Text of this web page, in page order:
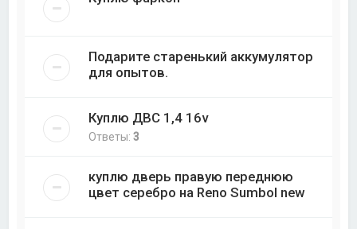
Подарите старенький аккумулятор
для опытов.
Куплю ДВС 1,4 16v
Ответы:3
куплю дверь правую переднюю
цвет серебро на Reno Sumbol new